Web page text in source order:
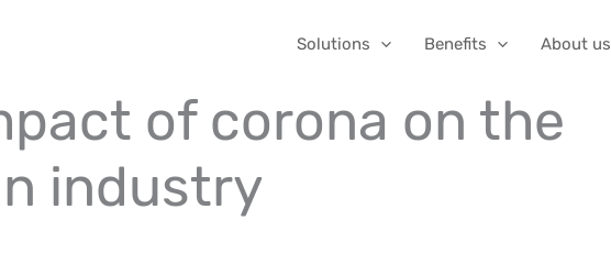
Solutions Benefits About us
of corona on the
industry